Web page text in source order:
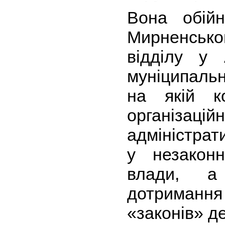
Вона
відділу у
на якій
у
влади, а
«законів»